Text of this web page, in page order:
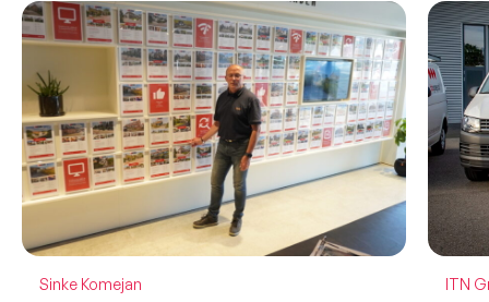
Sinke Komejan ITN